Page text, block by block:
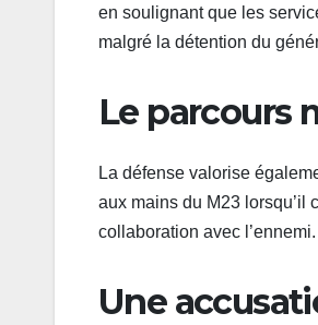
en soulignant que les
malgré la détention du
Le parcours
La défense valorise
aux mains du M23 lorsqu’il
collaboration avec l’ennemi.
Une